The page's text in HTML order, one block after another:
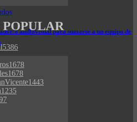
a audiovisual para sumarse a un equipo de
5386
1678
1678
1443
1235